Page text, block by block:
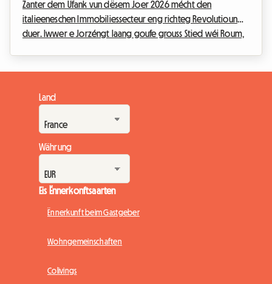
Zanter dem Ufank vun dësem Joer 2026 mécht den
italieeneschen Immobiliessecteur eng richteg Revolutioun
duer. Iwwer e Jorzéngt laang goufe grouss Stied wéi Roum,
reguléieren, deen ausser Kontroll gerode war, huet
d'italieenesch Regierung decidéiert, konsequent ze
handelen. D'Inkraafttriede vun neien, drastesche
Reglementer mécht d'Gewunne...
Land
Währung
Eis Ënnerkonftsaarten
Ënnerkunft beim Gastgeber
Wohngemeinschaften
Colivings